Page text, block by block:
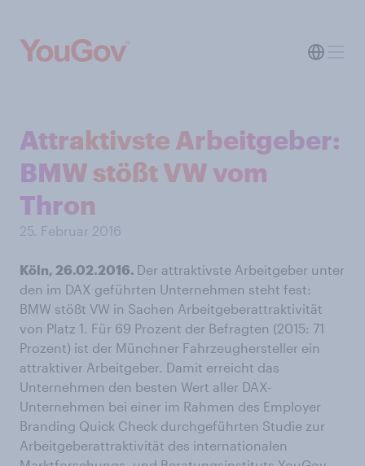
Attraktivste Arbeitgeber:
BMW stößt VW vom
Thron
25. Februar 2016
Köln, 26.02.2016. Der attraktivste Arbeitgeber unter
den im DAX geführten Unternehmen steht fest:
BMW stößt VW in Sachen Arbeitgeberattraktivität
von Platz 1. Für 69 Prozent der Befragten (2015: 71
Prozent) ist der Münchner Fahrzeughersteller ein
attraktiver Arbeitgeber. Damit erreicht das
Unternehmen den besten Wert aller DAX-
Unternehmen bei einer im Rahmen des Employer
Branding Quick Check durchgeführten Studie zur
Arbeitgeberattraktivität des internationalen